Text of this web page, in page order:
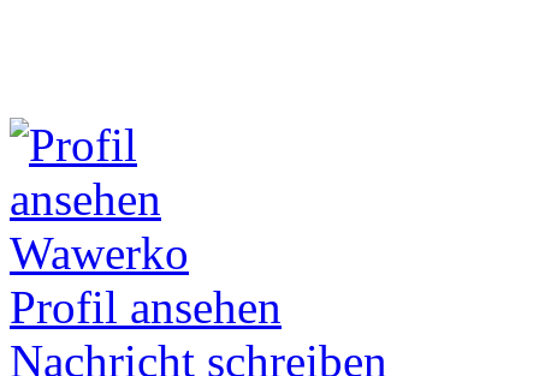
Wawerko
Profil ansehen
Nachricht schreiben